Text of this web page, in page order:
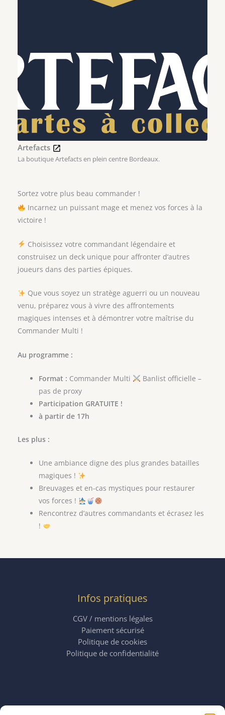
Artefacts
La boutique Artefacts en plein centre Bordeaux.
Sortez votre plus beau commander !
Incarnez un puissant mage et menez vos forces à la
victoire !
Choisissez votre commandant légendaire et
construisez un deck unique pour affronter d’autres
joueurs dans des parties épiques.
Que vous soyez un stratège aguerri ou un nouveau
venu, préparez vous à vivre des affrontements
magiques intenses et à démontrer votre maîtrise du
Commander Multi !
Au programme :
Format : Commander Multi
Banlist officielle –
pas de proxy
Participation GRATUITE !
à partir de 17h
Les plus :
Une ambiance digne des plus grandes batailles
magiques !
Breuvages et en-cas mystiques pour restaurer
vos forces !
Rencontrez d’autres commandants et écrasez les
!
Infos pratiques
CGV / mentions légales
Paiement sécurisé
Politique de cookies
Politique de confidentialité